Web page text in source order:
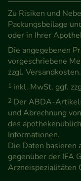
Zu Risiken und
Packungsbeilage
oder in Ihrer
Die angegebenen
vorgeschriebene
zzgl. Versandkosten.
1 inkl. MwSt. ggf.
2 Der ABDA-
und Abrechnung
des
Informationen.
Die Daten basieren
gegenüber der IFA
Arzneispezialitäten